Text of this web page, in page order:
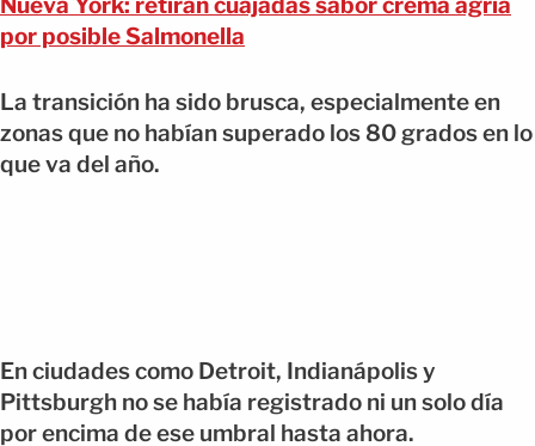
Nueva York: retiran cuajadas sabor crema agria
por posible Salmonella
La transición ha sido brusca, especialmente en
zonas que no habían superado los 80 grados en lo
que va del año.
En ciudades como Detroit, Indianápolis y
Pittsburgh no se había registrado ni un solo día
por encima de ese umbral hasta ahora.